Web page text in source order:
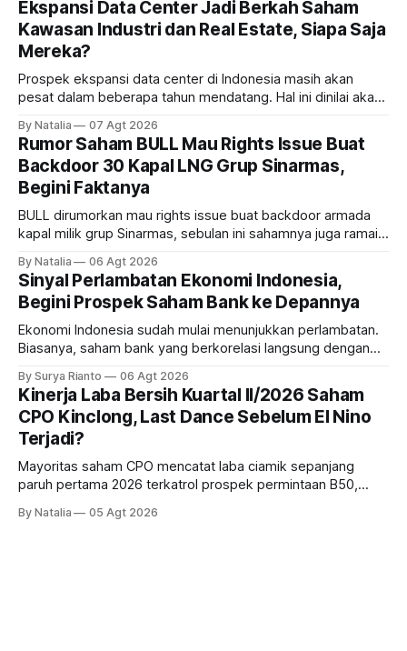
Ekspansi Data Center Jadi Berkah Saham
Kawasan Industri dan Real Estate, Siapa Saja
Mereka?
Prospek ekspansi data center di Indonesia masih akan
pesat dalam beberapa tahun mendatang. Hal ini dinilai akan
estate, ada siapa saja mereka?
By Natalia 07 Agt 2026
Rumor Saham BULL Mau Rights Issue Buat
Backdoor 30 Kapal LNG Grup Sinarmas,
Begini Faktanya
BULL dirumorkan mau rights issue buat backdoor armada
kapal milik grup Sinarmas, sebulan ini sahamnya juga ramai
masih menarik dilirik?
By Natalia 06 Agt 2026
Sinyal Perlambatan Ekonomi Indonesia,
Begini Prospek Saham Bank ke Depannya
Ekonomi Indonesia sudah mulai menunjukkan perlambatan.
Biasanya, saham bank yang berkorelasi langsung dengan
bank ke depannya?
By Surya Rianto 06 Agt 2026
Kinerja Laba Bersih Kuartal II/2026 Saham
CPO Kinclong, Last Dance Sebelum El Nino
Terjadi?
Mayoritas saham CPO mencatat laba ciamik sepanjang
paruh pertama 2026 terkatrol prospek permintaan B50,
diprediksi semakin terlihat mendekati 2027. Kira-kira gimana
By Natalia 05 Agt 2026